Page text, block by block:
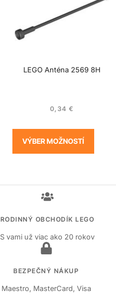
LEGO Anténa 2569 8H
0,34 €
VÝBER MOŽNOSTÍ
RODINNÝ OBCHODÍK LEGO
S vami už viac ako 20 rokov
BEZPEČNÝ NÁKUP
Maestro, MasterCard, Visa